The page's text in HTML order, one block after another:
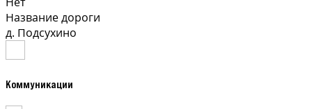
Название дороги
д. Подсухино
Коммуникации